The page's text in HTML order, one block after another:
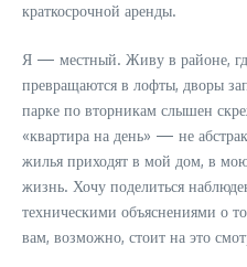
краткосрочной аренды.
Я — местный. Живу в районе,
превращаются в лофты, дворы
парке по вторникам слышен
«квартира на день» — не
жилья приходят в мой дом, в
жизнь. Хочу поделиться
техническими объяснениями о
вам, возможно, стоит на это